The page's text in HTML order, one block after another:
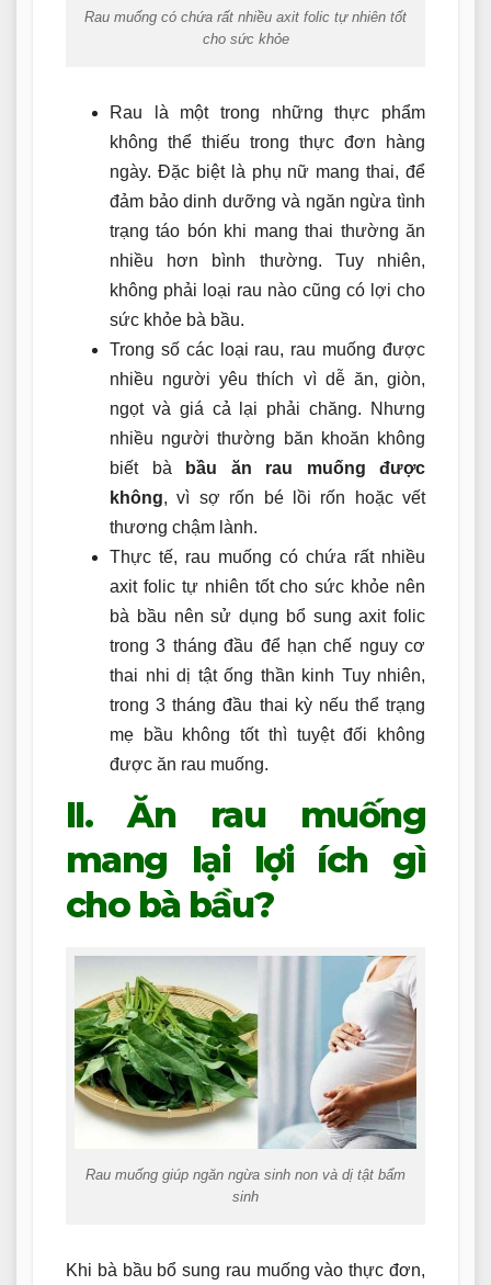
Rau muống có chứa rất nhiều axit folic tự nhiên tốt
cho sức khỏe
Rau là một trong những thực phẩm
không thể thiếu trong thực đơn hàng
ngày. Đặc biệt là phụ nữ mang thai, để
đảm bảo dinh dưỡng và ngăn ngừa tình
trạng táo bón khi mang thai thường ăn
nhiều hơn bình thường. Tuy nhiên,
không phải loại rau nào cũng có lợi cho
sức khỏe bà bầu.
Trong số các loại rau, rau muống được
nhiều người yêu thích vì dễ ăn, giòn,
ngọt và giá cả lại phải chăng. Nhưng
nhiều người thường băn khoăn không
biết bà
bầu ăn rau muống được
không, vì sợ rốn bé lồi rốn hoặc vết
thương chậm lành.
Thực tế, rau muống có chứa rất nhiều
axit folic tự nhiên tốt cho sức khỏe nên
bà bầu nên sử dụng bổ sung axit folic
trong 3 tháng đầu để hạn chế nguy cơ
thai nhi dị tật ống thần kinh Tuy nhiên,
trong 3 tháng đầu thai kỳ nếu thể trạng
mẹ bầu không tốt thì tuyệt đối không
được ăn rau muống.
II. Ăn rau muống
mang lại lợi ích gì
cho bà bầu?
Rau muống giúp ngăn ngừa sinh non và dị tật bẩm
sinh
Khi bà bầu bổ sung rau muống vào thực đơn,